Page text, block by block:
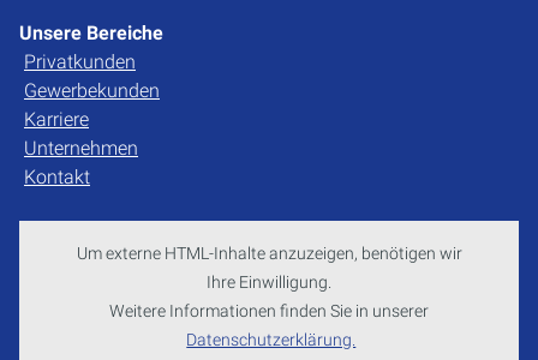
Unsere Bereiche
Privatkunden
Gewerbekunden
Karriere
Unternehmen
Kontakt
Um externe HTML-Inhalte anzuzeigen, benötigen wir
Ihre Einwilligung.
Weitere Informationen finden Sie in unserer
Datenschutzerklärung.